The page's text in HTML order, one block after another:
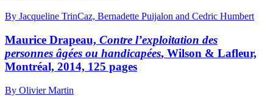
By Jacqueline TrinCaz, Bernadette Puijalon and Cedric Humbert
Maurice Drapeau, Contre l’exploitation des
personnes âgées ou handicapées, Wilson & Lafleur,
Montréal, 2014, 125 pages
By Olivier Martin